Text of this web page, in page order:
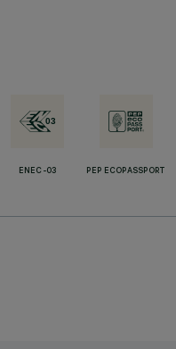
ENEC-03 PEP ECOPASSPORT